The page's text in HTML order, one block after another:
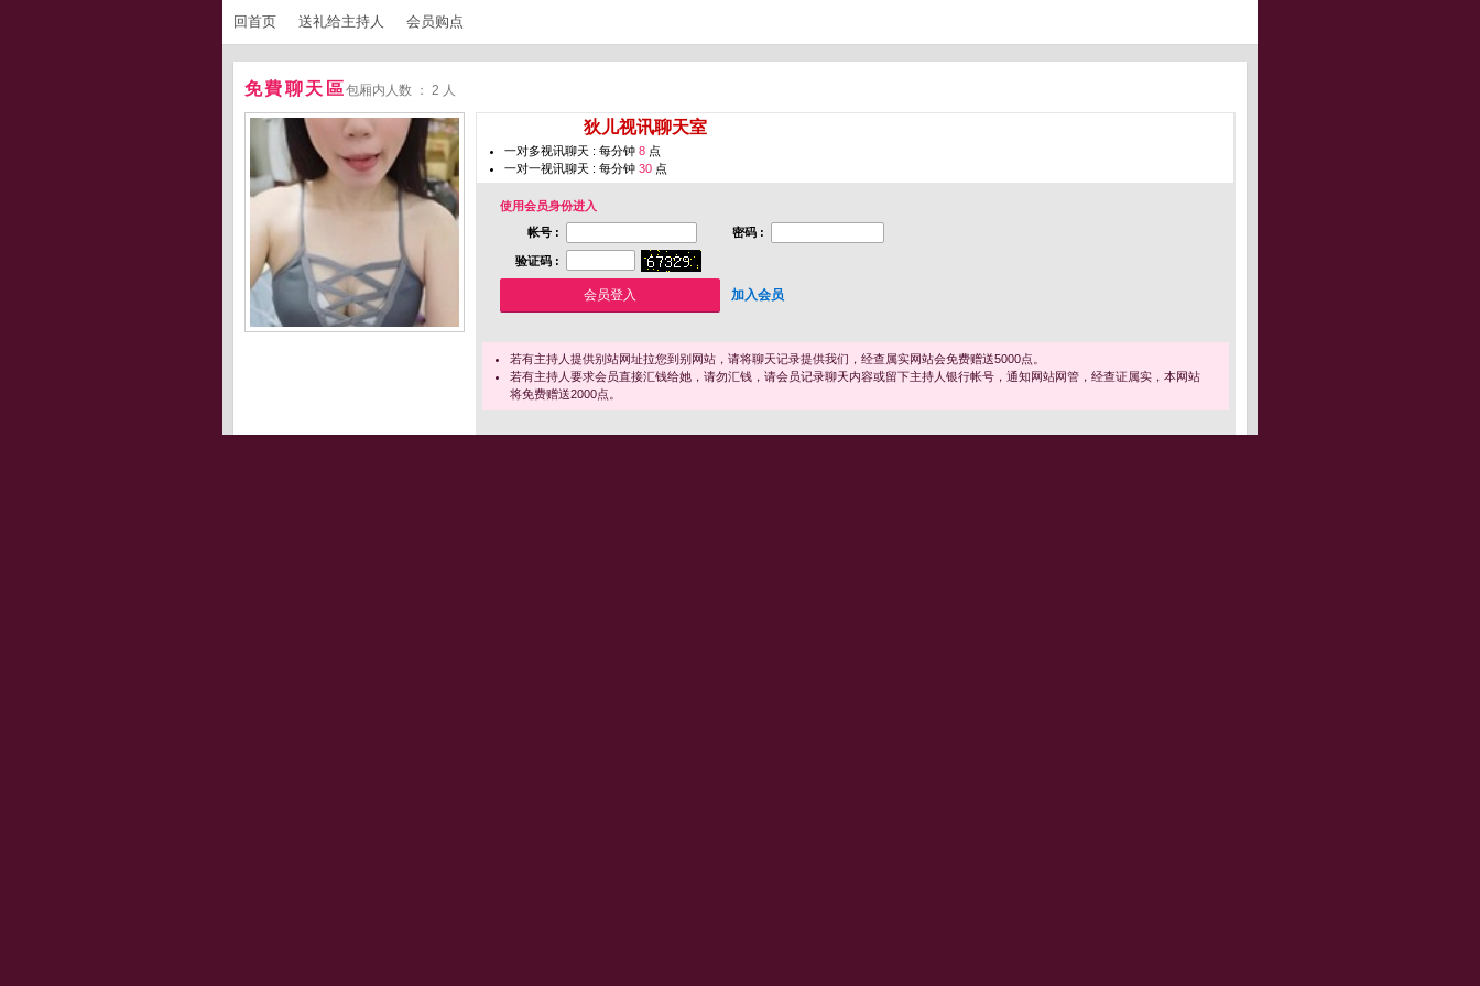
回首页 送礼给主持人 会员购点
免費聊天區包厢内人数 ： 2 人
狄儿视讯聊天室
一对多视讯聊天 : 每分钟 8 点
一对一视讯聊天 : 每分钟 30 点
使用会员身份进入
帐号 :
密码 :
验证码 :
加入会员
若有主持人提供别站网址拉您到别网站，请将聊天记录提供我们，经查属实网站会免费赠送5000点。
若有主持人要求会员直接汇钱给她，请勿汇钱，请会员记录聊天内容或留下主持人银行帐号，通知网站网管，经查证属实，本网站
将免费赠送2000点。